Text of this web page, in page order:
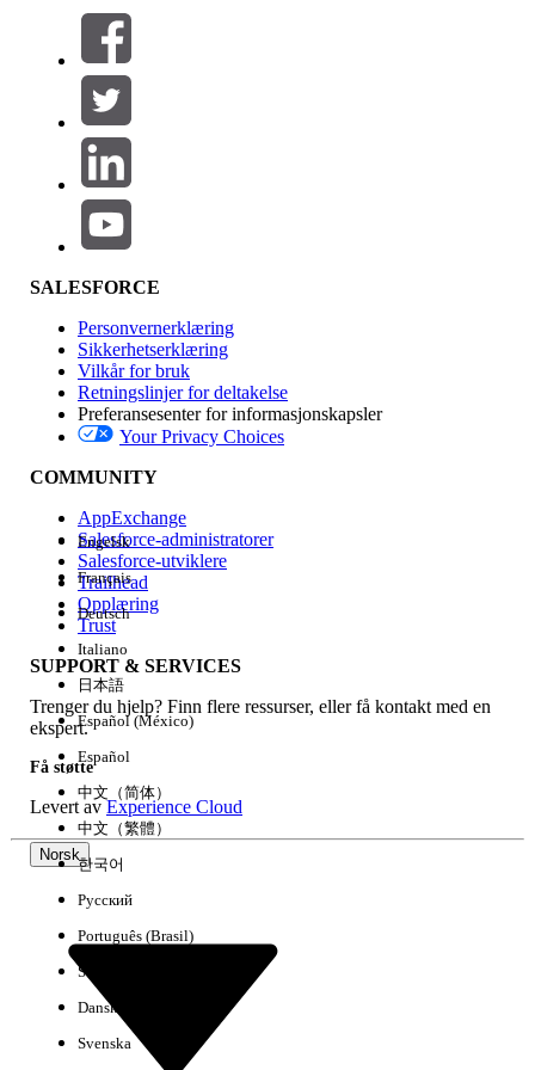
Filtre (0)
VELG FILTRE
Produktområde
Funksjonsinnvirkning
Utgave
Erfaring
Fjern alle Utført
SALESFORCE
Personvernerklæring
Sikkerhetserklæring
Vilkår for bruk
Retningslinjer for deltakelse
Preferansesenter for informasjonskapsler
Your Privacy Choices
COMMUNITY
AppExchange
Salesforce-administratorer
Salesforce-utviklere
Trailhead
Opplæring
Trust
SUPPORT & SERVICES
Trenger du hjelp? Finn flere ressurser, eller få kontakt med en
ekspert.
Få støtte
Levert avExperience Cloud
Norsk
Engelsk
Français
Deutsch
Italiano
日本語
Español (México)
Español
中文（简体）
中文（繁體）
한국어
Русский
Português (Brasil)
Suomi
Dansk
Svenska